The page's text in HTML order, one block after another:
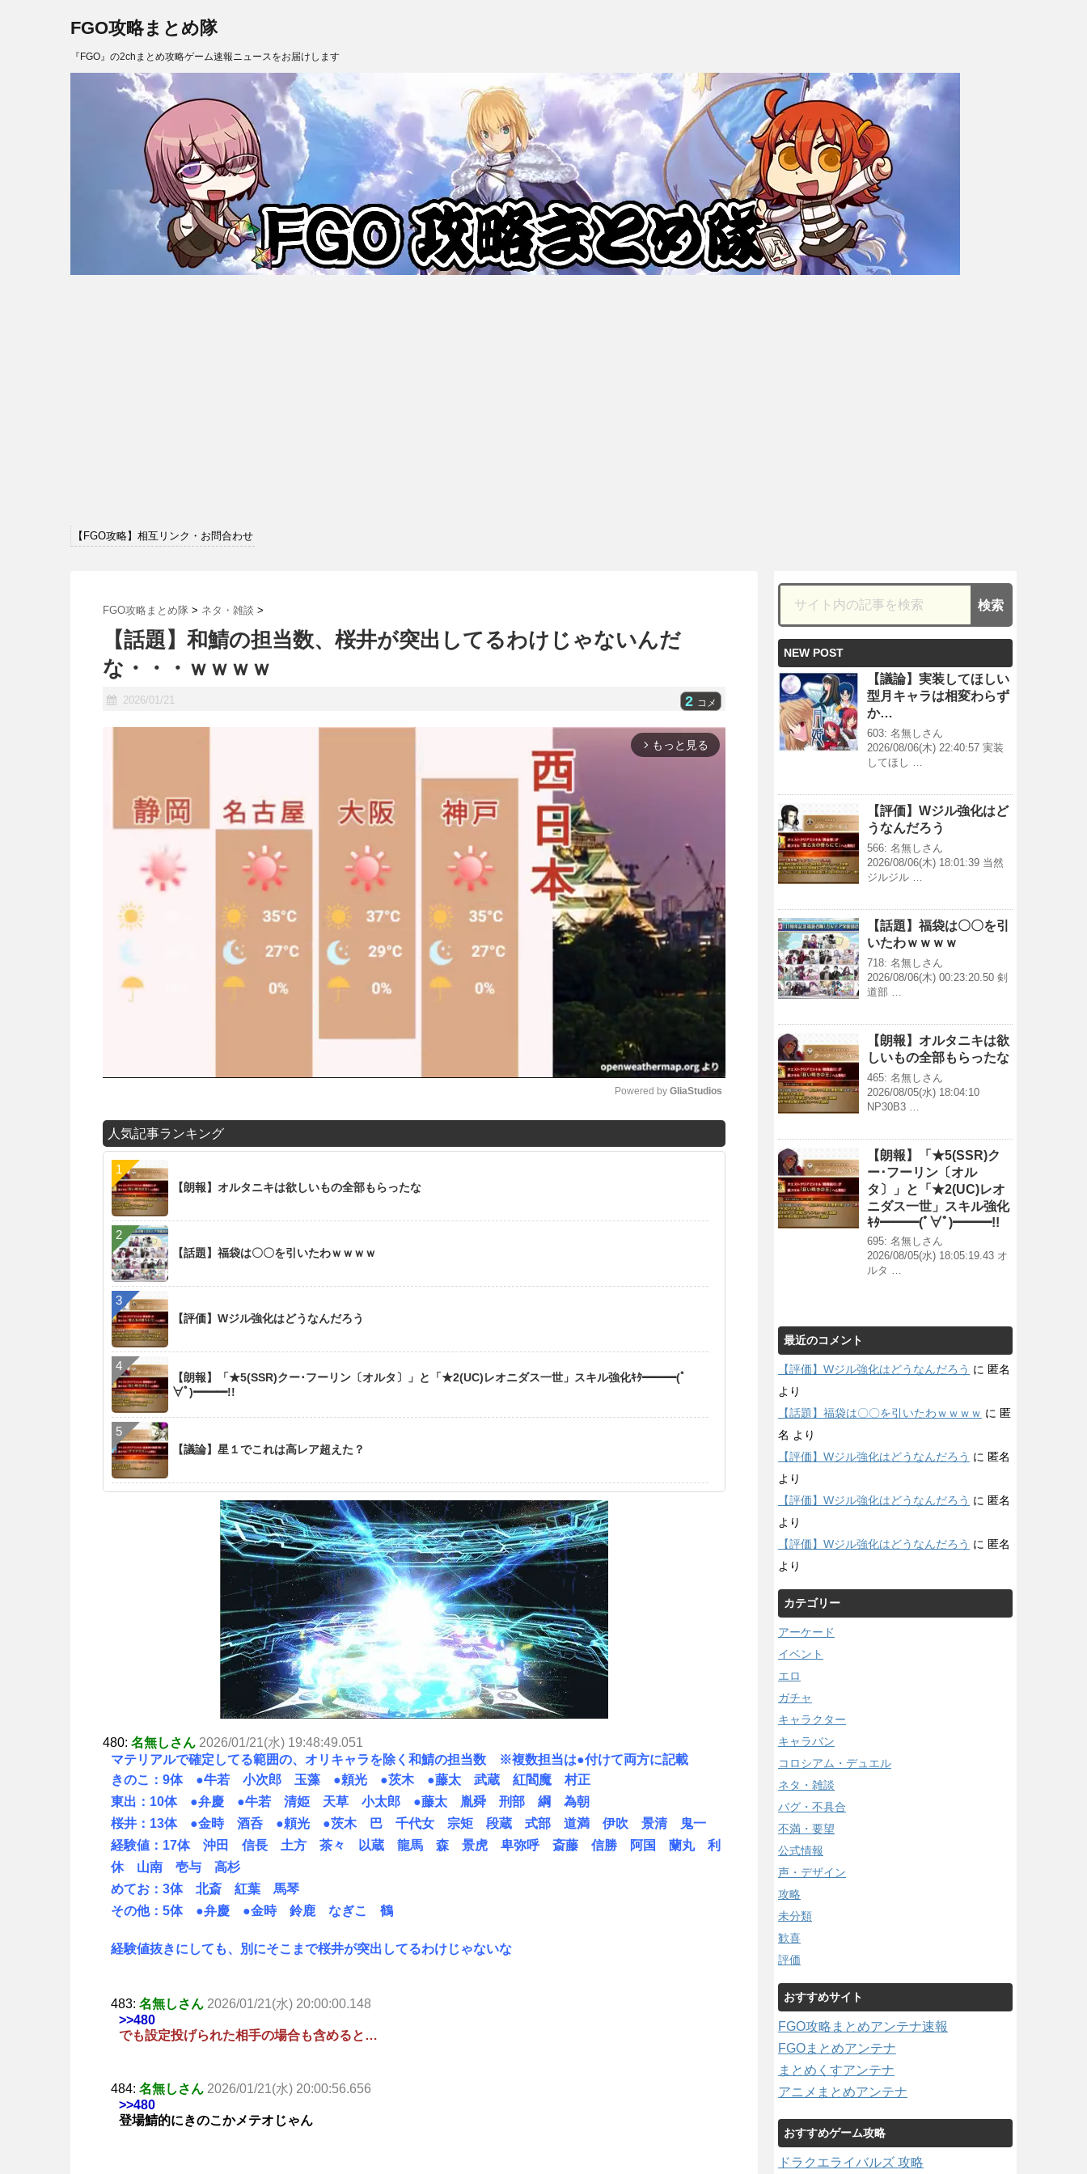
FGO攻略まとめ隊
『FGO』の2chまとめ攻略ゲーム速報ニュースをお届けします
【FGO攻略】相互リンク・お問合わせ
FGO攻略まとめ隊 > ネタ・雑談 >
【話題】和鯖の担当数、桜井が突出してるわけじゃないんだ
な・・・ｗｗｗｗ
2026/01/21 2 コメ
arrow_forward_ios もっと見る
Powered by GliaStudios
人気記事ランキング
【朗報】オルタニキは欲しいもの全部もらったな
【話題】福袋は〇〇を引いたわｗｗｗｗ
【評価】Wジル強化はどうなんだろう
【朗報】「★5(SSR)クー･フーリン〔オルタ〕」と「★2(UC)レオニダス一世」スキル強化ｷﾀ━━━(ﾟ
∀ﾟ)━━━!!
【議論】星１でこれは高レア超えた？
480: 名無しさん 2026/01/21(水) 19:48:49.051
マテリアルで確定してる範囲の、オリキャラを除く和鯖の担当数 ※複数担当は●付けて両方に記載
きのこ：9体 ●牛若 小次郎 玉藻 ●頼光 ●茨木 ●藤太 武蔵 紅閻魔 村正
東出：10体 ●弁慶 ●牛若 清姫 天草 小太郎 ●藤太 胤舜 刑部 綱 為朝
桜井：13体 ●金時 酒呑 ●頼光 ●茨木 巴 千代女 宗矩 段蔵 式部 道満 伊吹 景清 鬼一
経験値：17体 沖田 信長 土方 茶々 以蔵 龍馬 森 景虎 卑弥呼 斎藤 信勝 阿国 蘭丸 利
休 山南 壱与 高杉
めてお：3体 北斎 紅葉 馬琴
その他：5体 ●弁慶 ●金時 鈴鹿 なぎこ 鶴
経験値抜きにしても、別にそこまで桜井が突出してるわけじゃないな
483: 名無しさん 2026/01/21(水) 20:00:00.148
>>480
でも設定投げられた相手の場合も含めると…
484: 名無しさん 2026/01/21(水) 20:00:56.656
>>480
登場鯖的にきのこかメテオじゃん
NEW POST
【議論】実装してほしい
型月キャラは相変わらず
か…
603: 名無しさん
2026/08/06(木) 22:40:57 実装
してほし …
【評価】Wジル強化はど
うなんだろう
566: 名無しさん
2026/08/06(木) 18:01:39 当然
ジルジル …
【話題】福袋は〇〇を引
いたわｗｗｗｗ
718: 名無しさん
2026/08/06(木) 00:23:20.50 剣
道部 …
【朗報】オルタニキは欲
しいもの全部もらったな
465: 名無しさん
2026/08/05(水) 18:04:10
NP30B3 …
【朗報】「★5(SSR)ク
ー･フーリン〔オル
タ〕」と「★2(UC)レオ
ニダス一世」スキル強化
ｷﾀ━━━(ﾟ∀ﾟ)━━━!!
695: 名無しさん
2026/08/05(水) 18:05:19.43 オ
ルタ …
最近のコメント
【評価】Wジル強化はどうなんだろう に 匿名
より
【話題】福袋は〇〇を引いたわｗｗｗｗ に 匿
名 より
【評価】Wジル強化はどうなんだろう に 匿名
より
【評価】Wジル強化はどうなんだろう に 匿名
より
【評価】Wジル強化はどうなんだろう に 匿名
より
カテゴリー
アーケード
イベント
エロ
ガチャ
キャラクター
キャラバン
コロシアム・デュエル
ネタ・雑談
バグ・不具合
不満・要望
公式情報
声・デザイン
攻略
未分類
歓喜
評価
おすすめサイト
FGO攻略まとめアンテナ速報
FGOまとめアンテナ
まとめくすアンテナ
アニメまとめアンテナ
おすすめゲーム攻略
ドラクエライバルズ 攻略